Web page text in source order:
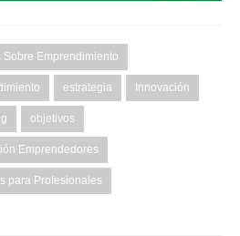
Sobre Emprendimiento
estrategia Innovación
objetivos
Emprendedores
para Profesionales